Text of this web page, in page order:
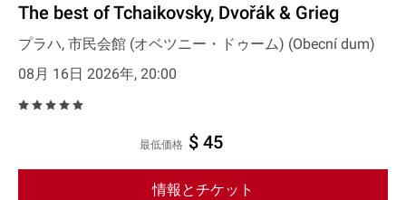
The best of Tchaikovsky, Dvořák & Grieg
プラハ, 市民会館 (オベツニー・ドゥーム) (Obecní dum)
08月 16日 2026年, 20:00
最低価格 $ 45
情報とチケット